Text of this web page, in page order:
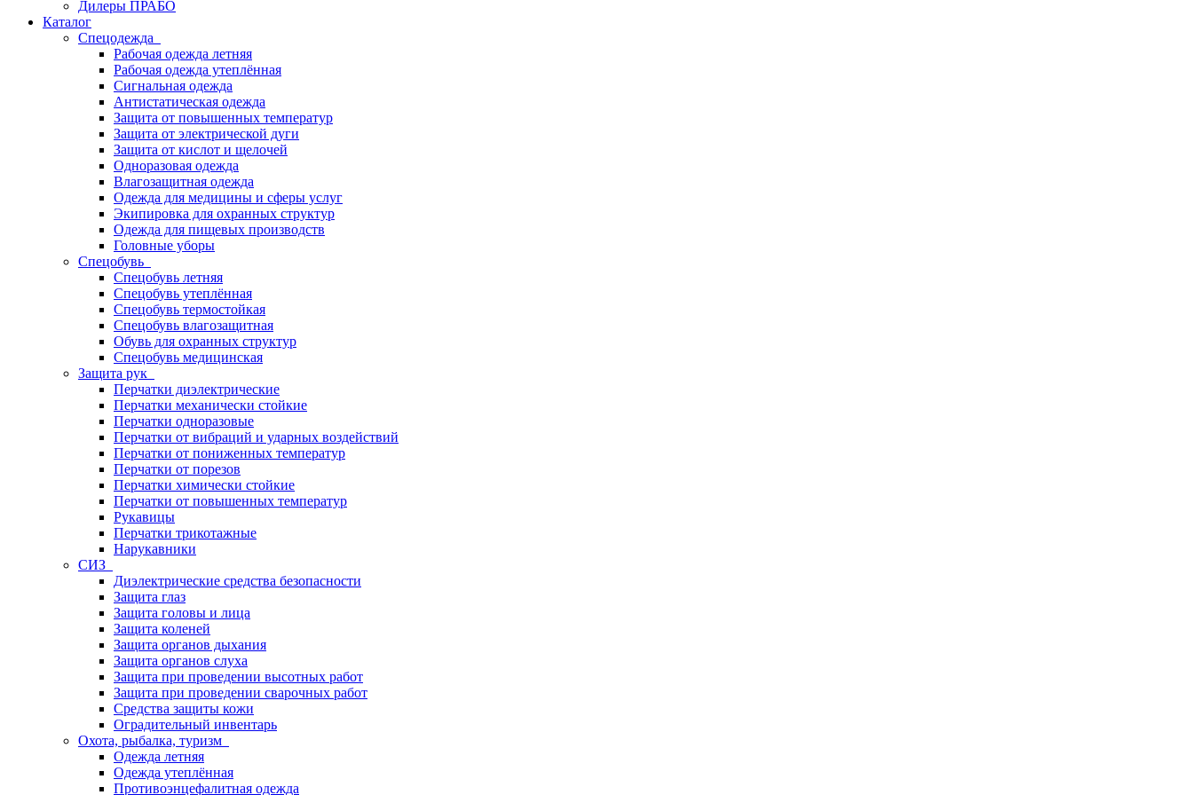
Дилеры ПРАБО
Каталог
Спецодежда
Рабочая одежда летняя
Рабочая одежда утеплённая
Сигнальная одежда
Антистатическая одежда
Защита от повышенных температур
Защита от электрической дуги
Защита от кислот и щелочей
Одноразовая одежда
Влагозащитная одежда
Одежда для медицины и сферы услуг
Экипировка для охранных структур
Одежда для пищевых производств
Головные уборы
Спецобувь
Спецобувь летняя
Спецобувь утеплённая
Спецобувь термостойкая
Спецобувь влагозащитная
Обувь для охранных структур
Спецобувь медицинская
Защита рук
Перчатки диэлектрические
Перчатки механически стойкие
Перчатки одноразовые
Перчатки от вибраций и ударных воздействий
Перчатки от пониженных температур
Перчатки от порезов
Перчатки химически стойкие
Перчатки от повышенных температур
Рукавицы
Перчатки трикотажные
Нарукавники
СИЗ
Диэлектрические средства безопасности
Защита глаз
Защита головы и лица
Защита коленей
Защита органов дыхания
Защита органов слуха
Защита при проведении высотных работ
Защита при проведении сварочных работ
Средства защиты кожи
Оградительный инвентарь
Охота, рыбалка, туризм
Одежда летняя
Одежда утеплённая
Противоэнцефалитная одежда